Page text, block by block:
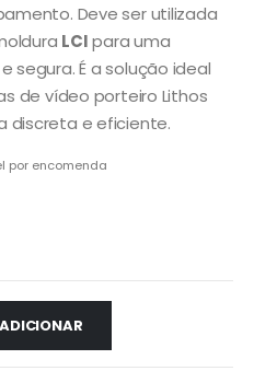
Deve ser utilizada
LCIpara uma
segura. É a solução ideal
de vídeo porteiro Lithos
discreta e eficiente.
por encomenda
ADICIONAR